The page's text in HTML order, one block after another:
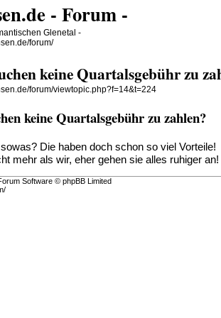
- Forum -
Glenetal -
forum/
keine Quartalsgebühr zu
forum/viewtopic.php?f=14&t=224
keine Quartalsgebühr zu zahlen?
Die haben doch schon so viel Vorteile!
mehr als wir, eher gehen sie alles ruhiger an!
Software © phpBB Limited